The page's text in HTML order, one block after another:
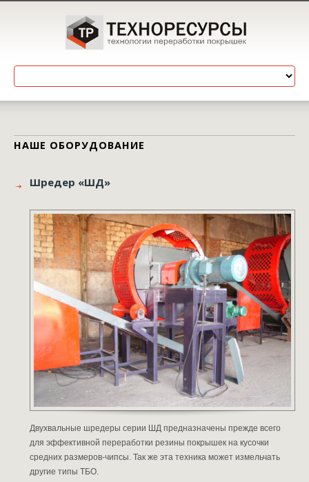
НАШЕ ОБОРУДОВАНИЕ
Шредер «ШД»
Двухвальные шредеры серии ШД предназначены прежде всего
для эффективной переработки резины покрышек на кусочки
средних размеров-чипсы. Так же эта техника может измельчать
другие типы ТБО.